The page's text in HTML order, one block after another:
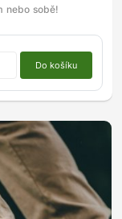
nebo sobě!
Do košíku